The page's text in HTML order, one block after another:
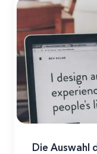
Die Auswahl